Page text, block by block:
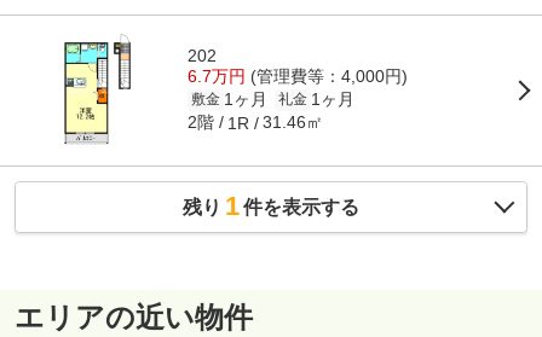
202
6.7万円 (管理費等：4,000円)
敷金 1ヶ月 礼金 1ヶ月
2階 1R 31.46㎡
残り 1件を表示する
エリアの近い物件